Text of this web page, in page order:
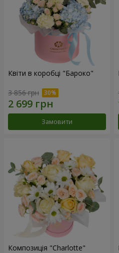
Квіти в коробці "Бароко"
3 856 грн
Замовити
Композиція "Charlotte"